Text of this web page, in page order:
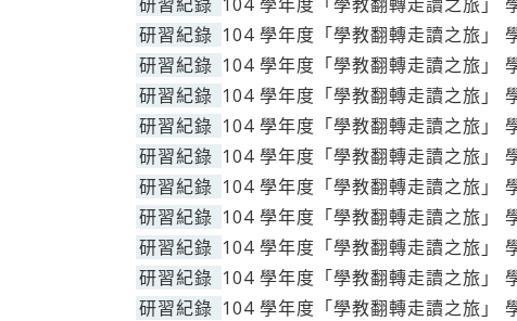
研習紀錄 104 學年度「學教翻轉走讀之旅」
研習紀錄 104 學年度「學教翻轉走讀之旅」
研習紀錄 104 學年度「學教翻轉走讀之旅」
研習紀錄 104 學年度「學教翻轉走讀之旅」
研習紀錄 104 學年度「學教翻轉走讀之旅」
研習紀錄 104 學年度「學教翻轉走讀之旅」
研習紀錄 104 學年度「學教翻轉走讀之旅」
研習紀錄 104 學年度「學教翻轉走讀之旅」
研習紀錄 104 學年度「學教翻轉走讀之旅」
研習紀錄 104 學年度「學教翻轉走讀之旅」